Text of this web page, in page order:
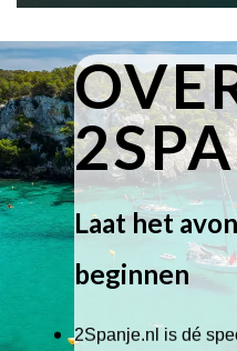
Laat het
beginnen
2Spanje.nl is dé